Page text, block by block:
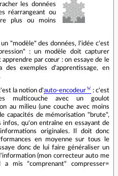
les données
réarrangeant ou
plus ou moins
un "modèle" des données, l'idée c'est
: un modèle doit capturer
par cœur : on essaye de le
des exemples d'apprentissage, en
la notion d'auto-encodeur
: c'est
multicouche avec un goulot
au milieu (une couche avec moins
capacités de mémorisation "brute",
qu'on entraîne en essayant de
originales. Il doit donc
en moyenne sur tous le
donc de lui faire généraliser un
(mon correcteur auto me
mis "comprenant" compresser=